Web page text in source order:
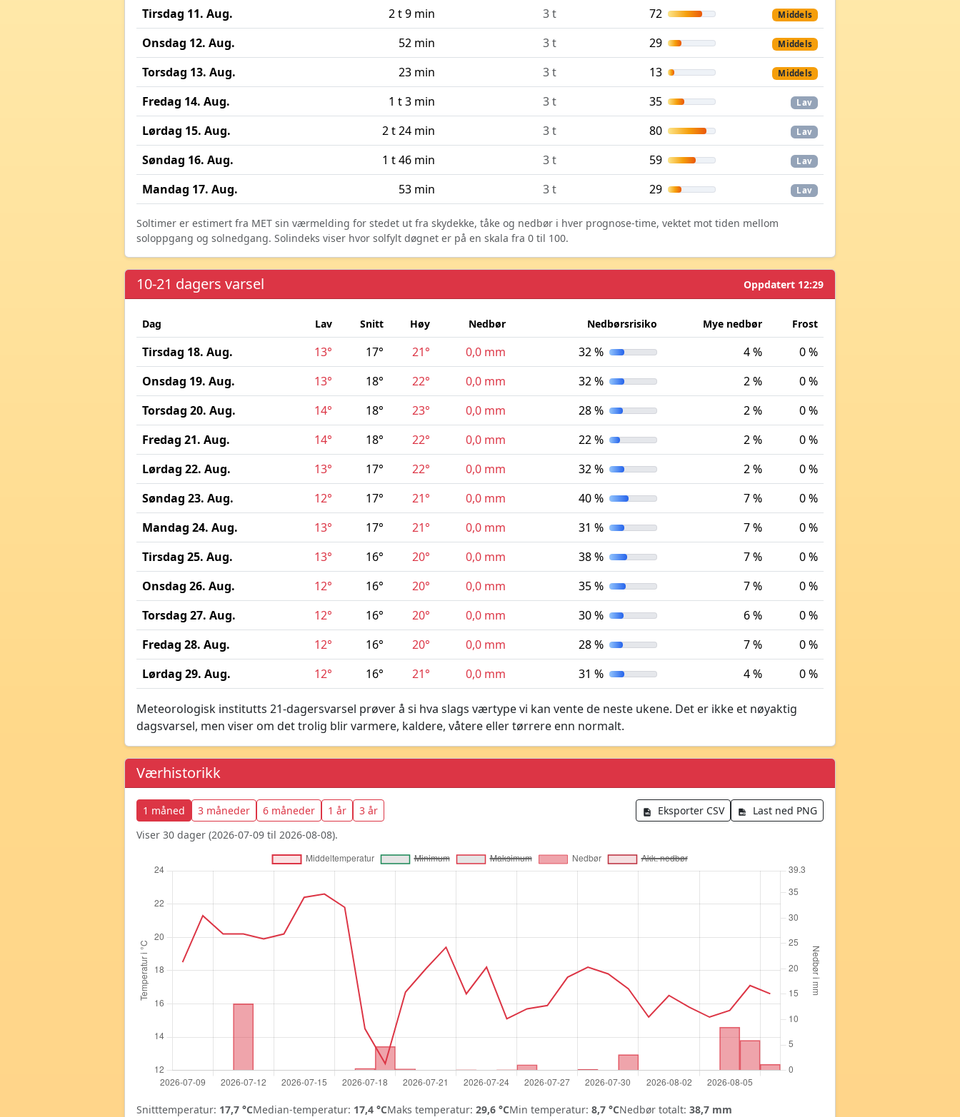
Tirsdag 11. Aug. 2 t 9 min 3 t 72 Middels
Onsdag 12. Aug. 52 min 3 t 29 Middels
Torsdag 13. Aug. 23 min 3 t 13 Middels
Fredag 14. Aug. 1 t 3 min 3 t 35 Lav
Lørdag 15. Aug. 2 t 24 min 3 t 80 Lav
Søndag 16. Aug. 1 t 46 min 3 t 59 Lav
Mandag 17. Aug. 53 min 3 t 29 Lav
Soltimer er estimert fra MET sin værmelding for stedet ut fra skydekke, tåke og nedbør i hver prognose-time, vektet mot tiden mellom
soloppgang og solnedgang. Solindeks viser hvor solfylt døgnet er på en skala fra 0 til 100.
10-21 dagers varsel Oppdatert 12:29
Dag Lav Snitt Høy Nedbør Nedbørsrisiko Mye nedbør Frost
Tirsdag 18. Aug. 13° 17° 21° 0,0 mm 32 % 4 %
0 %
Onsdag 19. Aug.
13° 18° 22° 0,0 mm 32 % 2 %
0 %
Torsdag 20. Aug.
14° 18° 23° 0,0 mm 28 % 2 %
0 %
Fredag 21. Aug.
14° 18° 22° 0,0 mm 22 % 2 %
0 %
Lørdag 22. Aug.
13° 17° 22° 0,0 mm 32 % 2 %
0 %
Søndag 23. Aug.
12° 17° 21° 0,0 mm 40 % 7 %
0 %
Mandag 24. Aug.
13° 17° 21° 0,0 mm 31 % 7 %
0 %
Tirsdag 25. Aug.
13° 16° 20° 0,0 mm 38 % 7 %
0 %
Onsdag 26. Aug.
12° 16° 20° 0,0 mm 35 % 7 %
0 %
Torsdag 27. Aug.
12° 16° 20° 0,0 mm 30 % 6 %
0 %
Fredag 28. Aug.
12° 16° 20° 0,0 mm 28 % 7 %
0 %
Lørdag 29. Aug.
12° 16° 21° 0,0 mm 31 % 4 % 0 %
Meteorologisk institutts 21-dagersvarsel prøver å si hva slags værtype vi kan vente de neste ukene. Det er ikke et nøyaktig
dagsvarsel, men viser om det trolig blir varmere, kaldere, våtere eller tørrere enn normalt.
Værhistorikk
1 måned 3 måneder 6 måneder 1 år 3 år Eksporter CSV
Last ned PNG
Viser 30 dager (2026-07-09 til 2026-08-08).
Snitttemperatur: 17,7 °CMedian-temperatur: 17,4 °CMaks temperatur: 29,6 °CMin temperatur: 8,7 °CNedbør totalt: 38,7 mm